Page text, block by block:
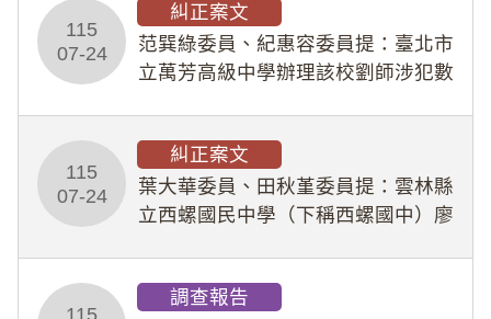
人員保障法」及「職業安全衛生法」
所定維護公務人員
115
07-24
糾正案文
范巽綠委員、紀惠容委員提：臺北市
立萬芳高級中學辦理該校劉師涉犯數
業把關與糾錯功能，不僅首份調查報
告漏未審酌師生不
115
07-24
糾正案文
葉大華委員、田秋堇委員提：雲林縣
立西螺國民中學（下稱西螺國中）廖
教羽球隊學生等行為，歷經該校校園
115
調查報告